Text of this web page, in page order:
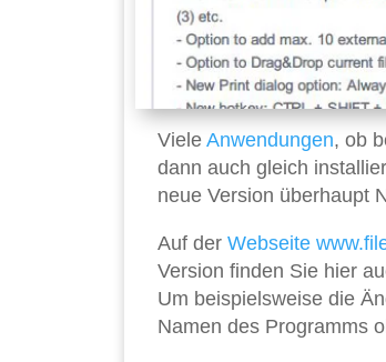
Viele Anwendungen, ob
dann auch gleich
neue Version überhaupt
Auf der Webseite
Version finden Sie hier
Um beispielsweise die
Namen des Programms